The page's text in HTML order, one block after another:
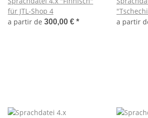
für JTL-Shop 4
a partir de 300,00 € *
a partir